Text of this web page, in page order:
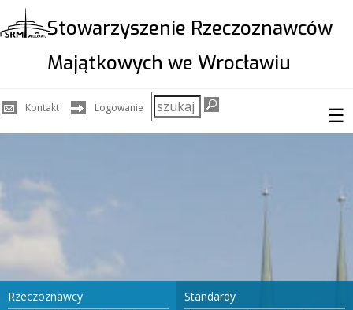
Stowarzyszenie Rzeczoznawców
Majątkowych we Wrocławiu
☰
Kontakt Logowanie
Szukaj
w
Rzeczoznawcy Standardy